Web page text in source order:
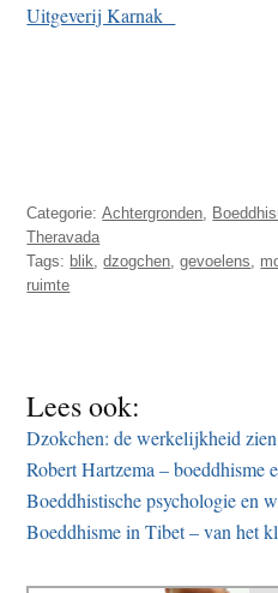
Uitgeverij Karnak
Categorie:Achtergronden
Theravada
Tags: blik ,dzogchen ,gevoelens
ruimte
Lees ook:
Dzokchen: de werkelijkheid
Robert Hartzema – boeddhisme
Boeddhistische psychologie en
Boeddhisme in Tibet – van het